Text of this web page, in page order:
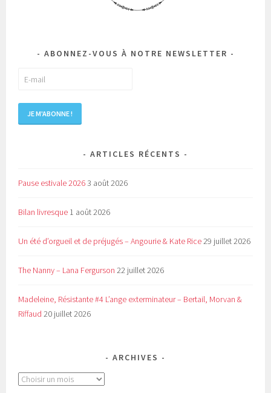
ABONNEZ-VOUS À NOTRE NEWSLETTER
ARTICLES RÉCENTS
Pause estivale 20263 août 2026
Bilan livresque 1 août 2026
Un été d’orgueil et de préjugés – Angourie & Kate Rice29 juillet 2026
The Nanny – Lana Fergurson 22 juillet 2026
Madeleine, Résistante #4 L’ange exterminateur – Bertail, Morvan &
Riffaud 20 juillet 2026
ARCHIVES
Archives